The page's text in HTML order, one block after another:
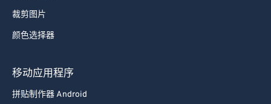
裁剪图片
颜色选择器
移动应用程序
拼贴制作器 Android